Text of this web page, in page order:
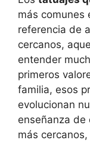
más comunes
referencia de
cercanos,
entender
primeros
familia, esos
evolucionan
enseñanza de
más